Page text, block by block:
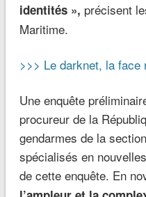
identités », précisent
Maritime.
>>> Le darknet, la face
Une enquête
procureur de la
gendarmes de la
spécialisés en
de cette enquête. En